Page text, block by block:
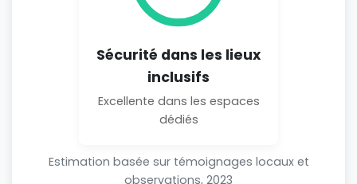
Sécurité dans les lieux
inclusifs
Excellente dans les espaces
dédiés
Estimation basée sur témoignages locaux et
observations, 2023